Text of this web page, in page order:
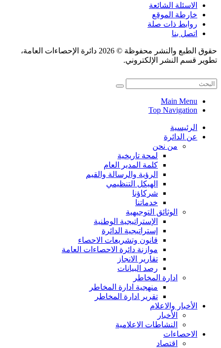
الاسئلة الشائعة
خارطة الموقع
روابط ذات صلة
اتصل بنا
حقوق الطبع والنشر محفوظة © 2026 دائرة الإحصاءات العامة،
تطوير قسم النشر الإلكتروني.
Main Menu
Top Navigation
الرئيسية
عن الدائرة
من نحن
لمحة تاريخية
كلمة المدير العام
الرؤية والرسالة والقيم
الهيكل التنظيمي
شركاؤنا
خدماتنا
الوثائق التوجيهية
الإستراتيجية الوطنية
إستراتيجية الدائرة
قانون وتشريعات الاحصاء
موازنة دائرة الاحصاءات العامة
تقارير الانجاز
رصد البيانات
ادارة المخاطر
منهجية ادارة المخاطر
تقرير ادارة المخاطر
الأخبار والاعلام
الأخبار
النشاطات الاعلامية
الاحصاءات
اقتصاد